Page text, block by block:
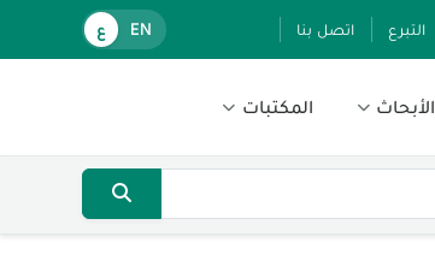
التبرع اتصل بنا EN ع
الأبحاث المكتبات